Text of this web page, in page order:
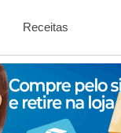
Receitas